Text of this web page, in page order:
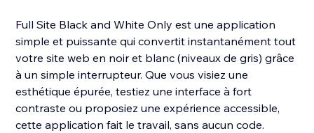
Full Site Black and White Only est une application
simple et puissante qui convertit instantanément tout
votre site web en noir et blanc (niveaux de gris) grâce
à un simple interrupteur. Que vous visiez une
esthétique épurée, testiez une interface à fort
contraste ou proposiez une expérience accessible,
cette application fait le travail, sans aucun code.